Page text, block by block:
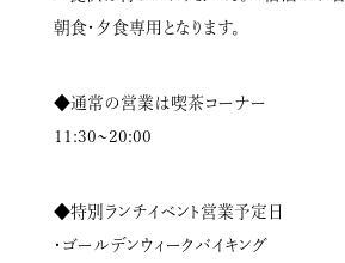
朝食・夕食専用となります。
◆通常の営業は喫茶コーナー
11:30~20:00
◆特別ランチイベント営業予定日
・ゴールデンウィークバイキング